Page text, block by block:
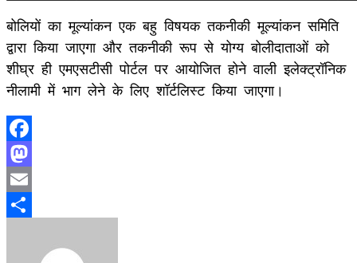
बोलियों का मूल्यांकन एक बहु विषयक तकनीकी मूल्यांकन समिति
द्वारा किया जाएगा और तकनीकी रूप से योग्य बोलीदाताओं को
शीघ्र ही एमएसटीसी पोर्टल पर आयोजित होने वाली इलेक्ट्रॉनिक
नीलामी में भाग लेने के लिए शॉर्टलिस्ट किया जाएगा।
Facebook
Mastodon
Email